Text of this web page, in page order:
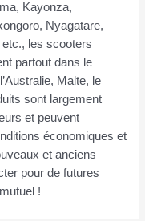
Kayonza,
Nyagatare,
les scooters
partout dans le
Malte, le
sont largement
et peuvent
économiques et
et anciens
pour de futures
!